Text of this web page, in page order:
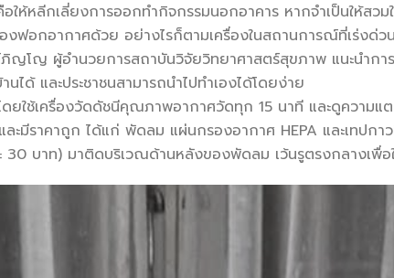
อให้หลีกเลี่ยงการออกทำกิจกรรมนอกอาคาร หากจำเป็นให้ส
งฟอกอากาศด้วย อย่างไรก็ตามเครื่องในสถานการณ์ที่เร่งด่
ญ ผู้อำนวยการสถาบันวิจัยวิทยาศาสตร์สุขภาพ แนะนำการ
ด้ และประชาชนสามารถนำไปทำเองได้โดยง่าย
ใช้เครื่องวัดดัชนีคุณภาพอากาศวัดทุก 15 นาที และดูความแต
มีราคาถูก ได้แก่ พัดลม แผ่นกรองอากาศ HEPA และเทปกา
30 บาท) มาติดบริเวณด้านหลังของพัดลม เว้นรูตรงกลางเพื่อ